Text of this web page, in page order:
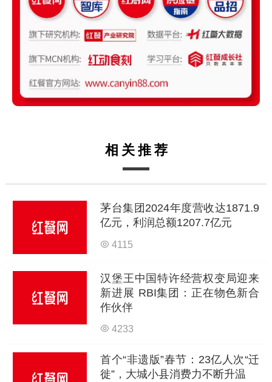
相关推荐
茅台集团2024年度营收达1871.9
亿元，利润总额1207.7亿元
4115
汉堡王中国特许经营权变局迎来
新进展 RBI集团：正在物色新合
作伙伴
4233
首个“非遗版”春节：23亿人次“迁
徙”，大城小县消费力不断升温